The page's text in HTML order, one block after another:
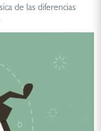
de las diferencias